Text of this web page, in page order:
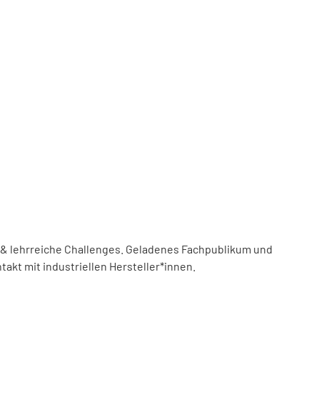
lehrreiche Challenges. Geladenes Fachpublikum und
mit industriellen Hersteller*innen.